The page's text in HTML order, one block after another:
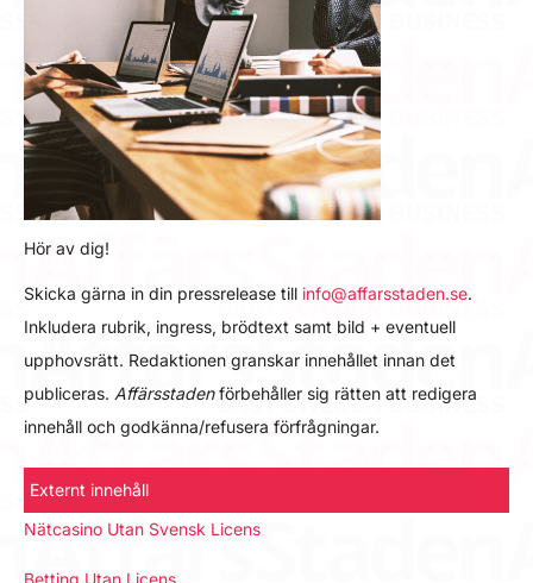
Hör av dig!
Skicka gärna in din pressrelease till info@affarsstaden.se.
Inkludera rubrik, ingress, brödtext samt bild + eventuell
upphovsrätt. Redaktionen granskar innehållet innan det
publiceras. Affärsstadenförbehåller sig rätten att redigera
innehåll och godkänna/refusera förfrågningar.
Externt innehåll
Nätcasino Utan Svensk Licens
Betting Utan Licens